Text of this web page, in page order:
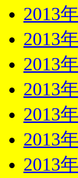
2013
2013
2013
2013
2013
2013
2013